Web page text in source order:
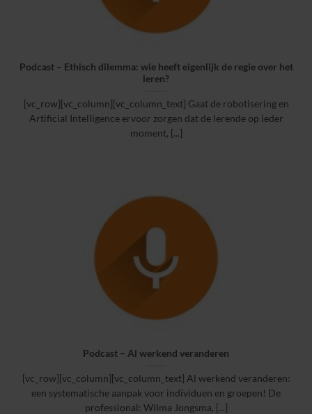
Podcast – Ethisch dilemma: wie heeft eigenlijk de regie over het
leren?
[vc_row][vc_column][vc_column_text] Gaat de robotisering en
Artificial Intelligence ervoor zorgen dat de lerende op ieder
moment, [...]
Podcast – Al werkend veranderen
[vc_row][vc_column][vc_column_text] Al werkend veranderen:
een systematische aanpak voor individuen en groepen! De
professional: Wilma Jongsma, [...]